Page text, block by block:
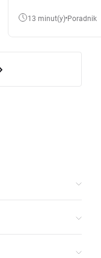
13 minut(y) Poradnik